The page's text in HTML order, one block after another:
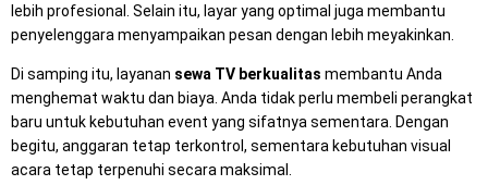
lebih profesional. Selain itu, layar yang optimal juga membantu
penyelenggara menyampaikan pesan dengan lebih meyakinkan.
Di samping itu, layanan sewa TV berkualitas membantu Anda
menghemat waktu dan biaya. Anda tidak perlu membeli perangkat
baru untuk kebutuhan event yang sifatnya sementara. Dengan
begitu, anggaran tetap terkontrol, sementara kebutuhan visual
acara tetap terpenuhi secara maksimal.